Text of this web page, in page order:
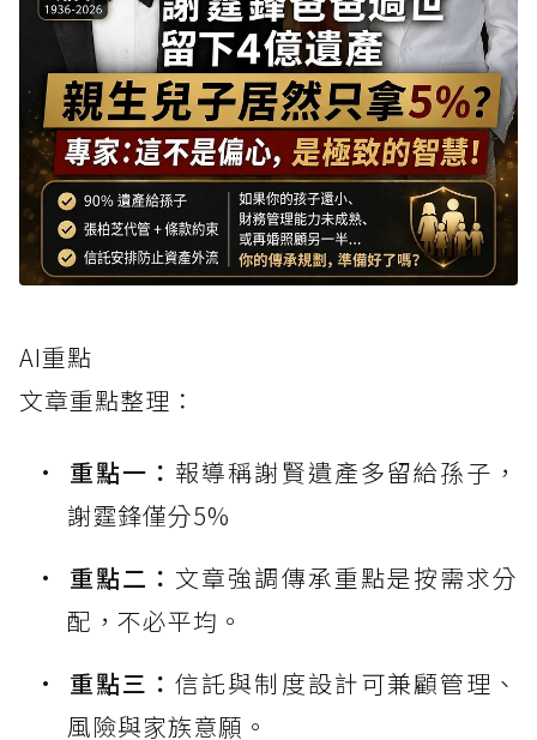
AI重點
文章重點整理：
重點一： 報導稱謝賢遺產多留給孫子，
謝霆鋒僅分5%
重點二： 文章強調傳承重點是按需求分
配，不必平均。
重點三：信託與制度設計可兼顧管理、
風險與家族意願。